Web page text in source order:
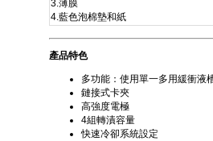
3.薄膜
4.藍色泡棉墊和紙
產品特色
多功能：使用單一多用緩衝液
鏈接式卡夾
高強度電極
4組轉漬容量
快速冷卻系統設定